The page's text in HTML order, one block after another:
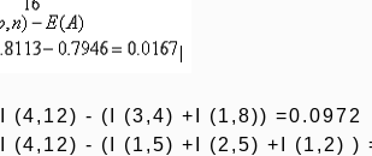
(4,12) - (I (3,4) +I (1,8)) =0.0972
(4,12) - (I (1,5) +I (2,5) +I (1,2) )